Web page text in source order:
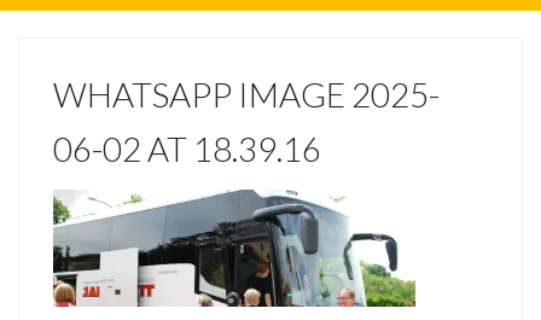
WHATSAPP IMAGE 2025-
06-02 AT 18.39.16